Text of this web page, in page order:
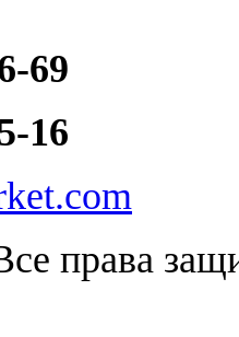
69
16
права